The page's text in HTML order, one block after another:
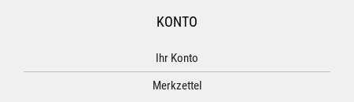
KONTO
Ihr Konto
Merkzettel